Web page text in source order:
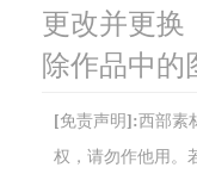
更改并更换
除作品中的
[免责声明]:西部素
权，请勿作他用。